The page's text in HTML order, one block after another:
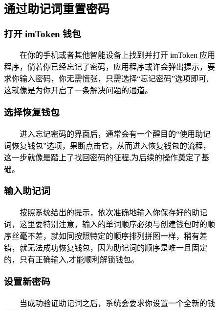
通过助记词重置密码
打开 imToken 钱包
在你的手机或者其他智能设备上找到并打开 imToken 应用
程序，倘若你已经忘记了密码，应用程序或许会弹出提示，要
求你输入密码，你无需慌张，只需选择“忘记密码”选项即可,
这就像是为你开启了一条解决问题的通道。
选择恢复钱包
进入忘记密码的界面后，通常会有一个醒目的“使用助记
词恢复钱包”选项，果断点击它，从而进入恢复钱包的流程，
这一步就像是踏上了找回密码的征程,为后续的操作奠定了基
础。
输入助记词
按照系统给出的提示，依次准确地输入你保存好的助记
词，这里要特别注意，输入的单词顺序必须与创建钱包时的顺
序丝毫不差，就如同按照特定的顺序排列拼图一样，稍有差
错，就无法成功恢复钱包，因为助记词的顺序是唯一且固定
的，只有正确输入,才能顺利解锁钱包。
设置新密码
当成功验证助记词之后，系统会要求你设置一个全新的钱